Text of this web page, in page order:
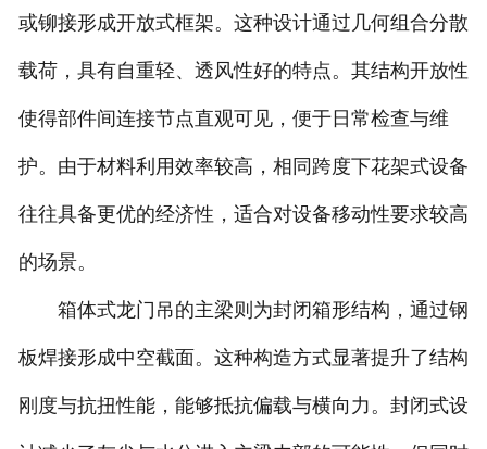
或铆接形成开放式框架。这种设计通过几何组合分散
载荷，具有自重轻、透风性好的特点。其结构开放性
使得部件间连接节点直观可见，便于日常检查与维
护。由于材料利用效率较高，相同跨度下花架式设备
往往具备更优的经济性，适合对设备移动性要求较高
的场景。
箱体式龙门吊的主梁则为封闭箱形结构，通过钢
板焊接形成中空截面。这种构造方式显著提升了结构
刚度与抗扭性能，能够抵抗偏载与横向力。封闭式设